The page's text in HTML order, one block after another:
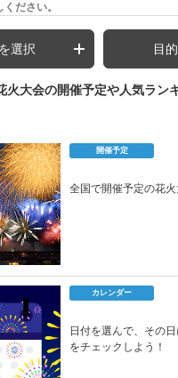
ださい。
選択 目
火大会の開催予定や人気ラン
開催予定
全国で開催予定の花
カレンダー
日付を選んで、その
をチェックしよう！